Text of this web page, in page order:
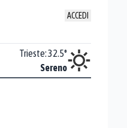
ACCEDI
Trieste:32.5°
Sereno